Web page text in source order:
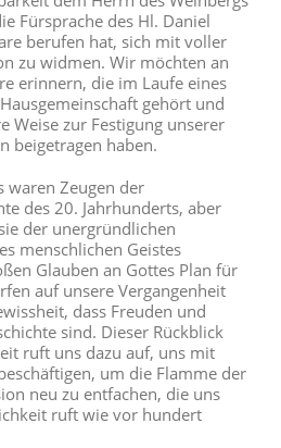
Fürsprache des Hl. Daniel
berufen hat, sich mit voller
zu widmen. Wir möchten an
erinnern, die im Laufe eines
gehört und
Weise zur Festigung unserer
beigetragen haben.
waren Zeugen der
des 20. Jahrhunderts, aber
der unergründlichen
menschlichen Geistes
Glauben an Gottes Plan für
auf unsere Vergangenheit
dass Freuden und
sind. Dieser Rückblick
ruft uns dazu auf, uns mit
um die Flamme der
neu zu entfachen, die uns
ruft wie vor hundert